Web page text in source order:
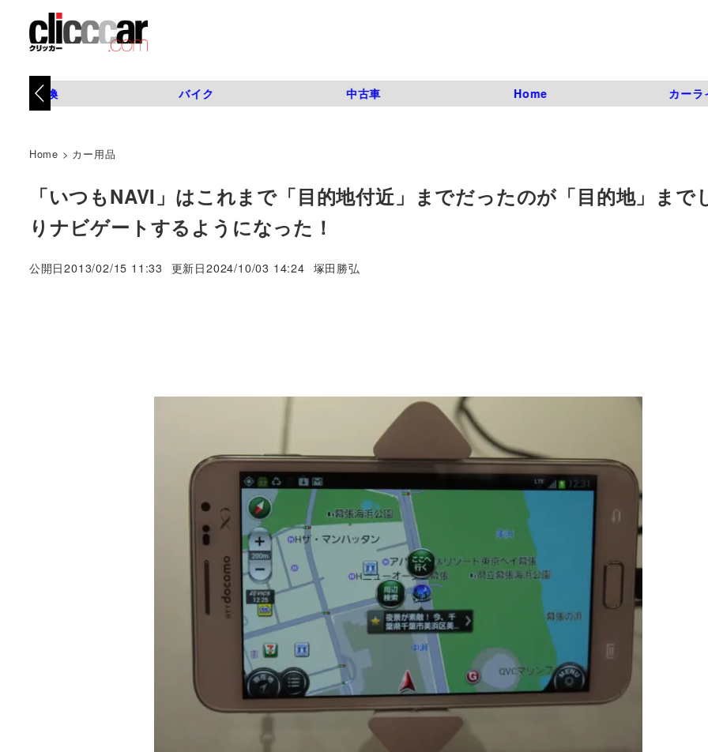
タイヤ交換 バイク 中古車 Home カーラ
Home > カー用品
「いつもNAVI」はこれまで「目的地付近」までだったのが「目的地」まで
りナビゲートするようになった！
公開日2013/02/15 11:33 更新日2024/10/03 14:24 著
塚田勝弘